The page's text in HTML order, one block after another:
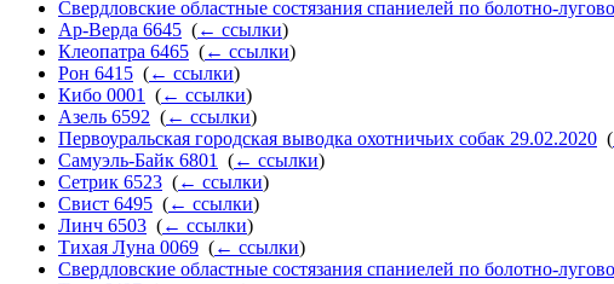
Свердловские областные состязания спаниелей по болотно-
Ар-Верда 6645 (← ссылки)
Клеопатра 6465 (← ссылки)
Рон 6415 (← ссылки)
Кибо 0001
(← ссылки)
Азель 6592 (← ссылки)
Первоуральская городская выводка охотничьих собак 29.02.2020 (
Самуэль-Байк 6801
(← ссылки)
Сетрик 6523 (← ссылки)
Свист 6495 (← ссылки)
Линч 6503 (← ссылки)
Тихая Луна 0069 (← ссылки)
Свердловские областные состязания спаниелей по болотно-